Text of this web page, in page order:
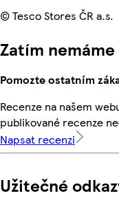
© Tesco Stores ČR a.s.
Zatím
Pomozte ostatním
Recenze na našem
publikované recenze
Napsat recenzi
Užitečné